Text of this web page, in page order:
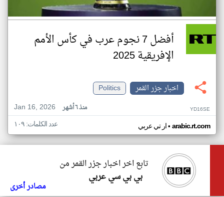
أفضل 7 نجوم عرب في كأس الأمم
الإفريقية 2025
اخبار جزر القمر
Politics
Jan 16, 2026
منذ ٦ أشهر YD16SE
ار تي عربي• arabic.rt.com عدد الكلمات: ١٠٩
تابع اخر اخبار جزر القمر من
بي بي سي عربي
مصادر أخرى